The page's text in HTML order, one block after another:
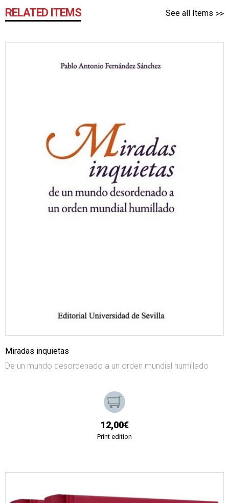
RELATED ITEMS See all Items
Miradas inquietas
De un mundo desordenado a un orden mundial humillado
12,00€
Print edition